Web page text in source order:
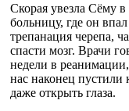
Скорая увезла Сёму
больницу, где он
трепанация черепа,
спасти мозг. Врачи
недели в
нас наконец пустили
даже открыть глаза.